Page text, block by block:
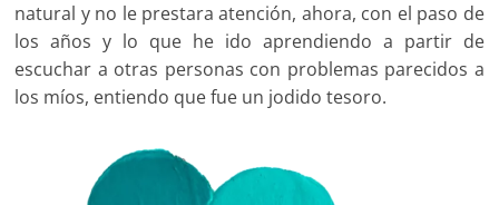
natural y no le prestara atención, ahora, con el paso de
los años y lo que he ido aprendiendo a partir de
escuchar a otras personas con problemas parecidos a
los míos, entiendo que fue un jodido tesoro.